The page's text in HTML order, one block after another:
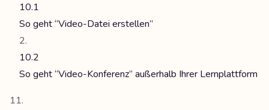
10.1
So geht “Video-Datei erstellen”
10.2
So geht “Video-Konferenz” außerhalb Ihrer Lernplattform